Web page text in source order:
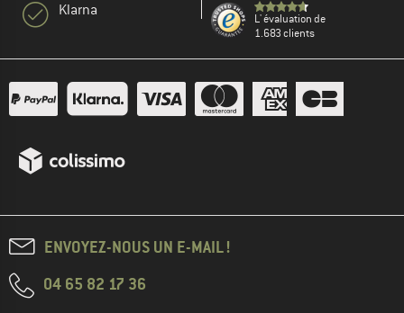
Klarna
L' évaluation de
1.683 clients
ENVOYEZ-NOUS UN E-MAIL !
04 65 82 17 36